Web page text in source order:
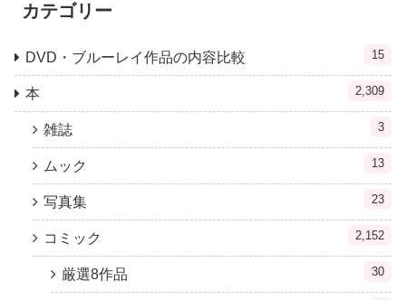
カテゴリー
DVD・ブルーレイ作品の内容比較 15
本 2,309
雑誌 3
ムック 13
写真集 23
コミック 2,152
厳選8作品 30